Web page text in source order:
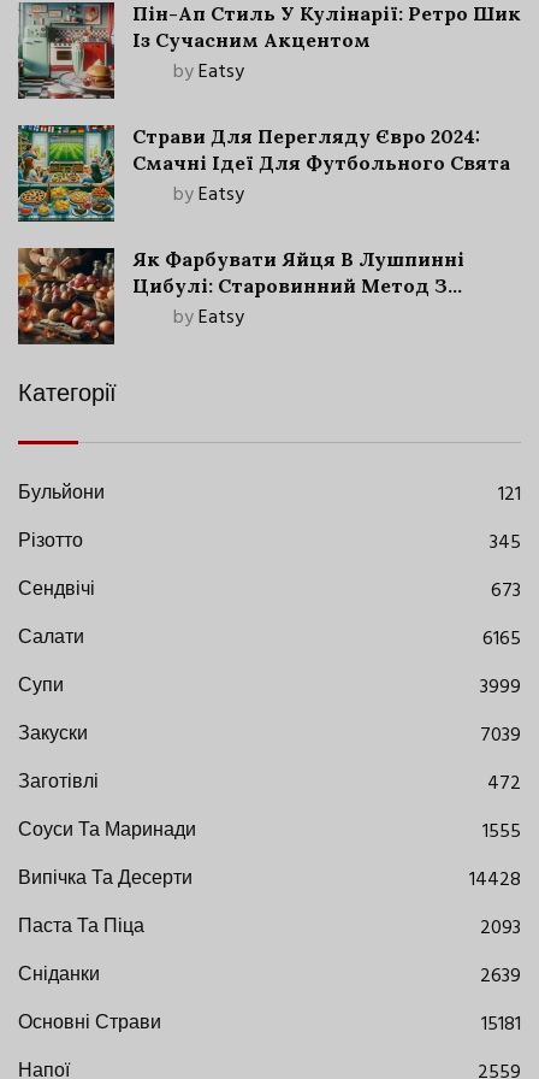
Пін-Ап Стиль У Кулінарії: Ретро Шик
Із Сучасним Акцентом
byEatsy
Страви Для Перегляду Євро 2024:
Смачні Ідеї Для Футбольного Свята
byEatsy
Як Фарбувати Яйця В Лушпинні
Цибулі: Старовинний Метод З
Сучасними Нюансами
byEatsy
Категорії
Бульйони
121
Різотто
345
Сендвічі
673
Салати
6165
Супи
3999
Закуски
7039
Заготівлі
472
Соуси Та Маринади
1555
Випічка Та Десерти
14428
Паста Та Піца
2093
Сніданки
2639
Основні Страви
15181
Напої
2559